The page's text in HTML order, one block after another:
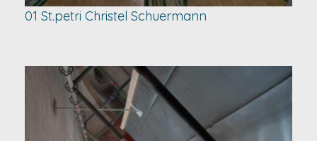
01 St.petri Christel Schuermann